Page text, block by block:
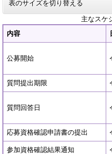
表のサイズを切り替える
主なスケ
内容
公募開始
質問提出期限
質問回答日
応募資格確認申請書の提出
参加資格確認結果通知